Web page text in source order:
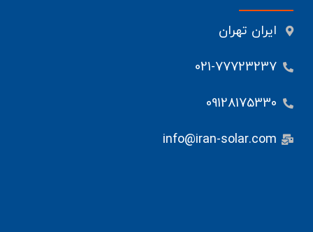
ایران تهران
021-77723237
09128175330
info@iran-solar.com